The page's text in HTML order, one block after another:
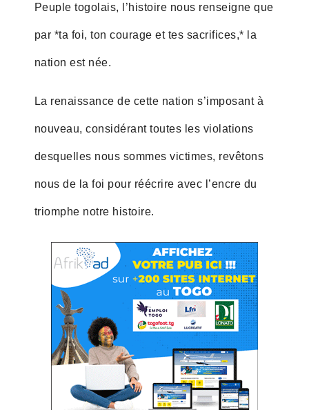
Peuple togolais, l’histoire nous renseigne que
par *ta foi, ton courage et tes sacrifices,* la
nation est née.
La renaissance de cette nation s’imposant à
nouveau, considérant toutes les violations
desquelles nous sommes victimes, revêtons
nous de la foi pour réécrire avec l’encre du
triomphe notre histoire.